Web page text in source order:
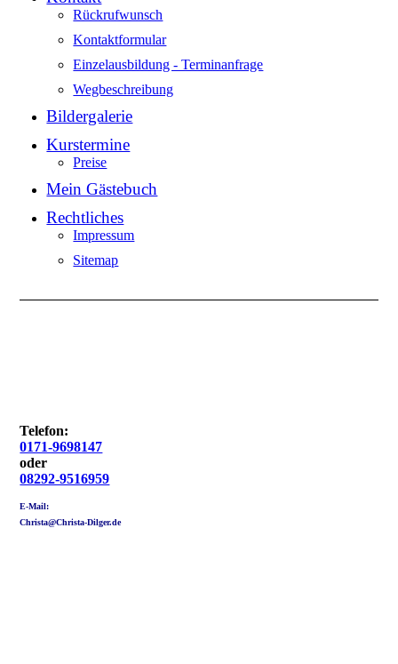
Rückrufwunsch
Kontaktformular
Einzelausbildung - Terminanfrage
Wegbeschreibung
Bildergalerie
Kurstermine
Preise
Mein Gästebuch
Rechtliches
Impressum
Sitemap
Telefon:
0171-9698147
oder
08292-9516959
E-Mail:
Christa@Christa-Dilger.de